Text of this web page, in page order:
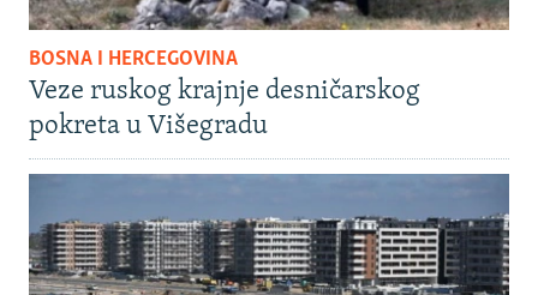
BOSNA I HERCEGOVINA
Veze ruskog krajnje desničarskog
pokreta u Višegradu